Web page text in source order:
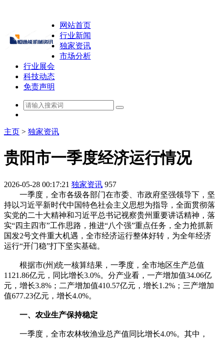
网站首页
行业新闻
独家资讯
市场分析
行业展会
科技动态
免责声明
主页 > 独家资讯
贵阳市一季度经济运行情况
2026-05-28 00:17:21 独家资讯 957
一季度，全市各级各部门在市委、市政府坚强领导下，坚
持以习近平新时代中国特色社会主义思想为指导，全面贯彻落
实党的二十大精神和习近平总书记视察贵州重要讲话精神，落
实“四主四市”工作思路，推进“八个强”重点任务，全力抢抓新
国发2号文件重大机遇，全市经济运行整体好转，为全年经济
运行“开门稳”打下坚实基础。
根据市(州)统一核算结果，一季度，全市地区生产总值
1121.86亿元，同比增长3.0%。分产业看，一产增加值34.06亿
元，增长3.8%；二产增加值410.57亿元，增长1.2%；三产增加
值677.23亿元，增长4.0%。
一、农业生产保持稳定
一季度，全市农林牧渔业总产值同比增长4.0%。其中，